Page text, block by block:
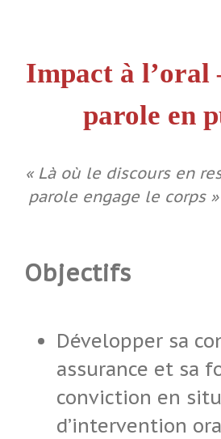
Impact à l’oral
parole en
« Là où le discours en
parole engage le corps
Objectifs
Développer sa
assurance et sa
conviction en
d’intervention